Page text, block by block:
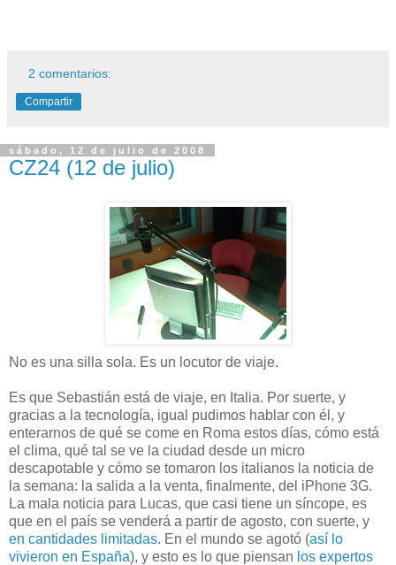
2 comentarios:
Compartir
sábado, 12 de julio de 2008
CZ24 (12 de julio)
No es una silla sola. Es un locutor de viaje.
Es que Sebastián está de viaje, en Italia. Por suerte, y
gracias a la tecnología, igual pudimos hablar con él, y
enterarnos de qué se come en Roma estos días, cómo está
el clima, qué tal se ve la ciudad desde un micro
descapotable y cómo se tomaron los italianos la noticia de
la semana: la salida a la venta, finalmente, del iPhone 3G.
La mala noticia para Lucas, que casi tiene un síncope, es
que en el país se venderá a partir de agosto, con suerte, y
en cantidades limitadas. En el mundo se agotó (así lo
vivieron en España), y esto es lo que piensan los expertos